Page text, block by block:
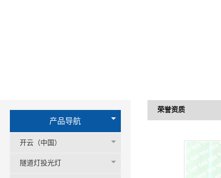
产品导航
开云（中国）
隧道灯投光灯
荣誉资质